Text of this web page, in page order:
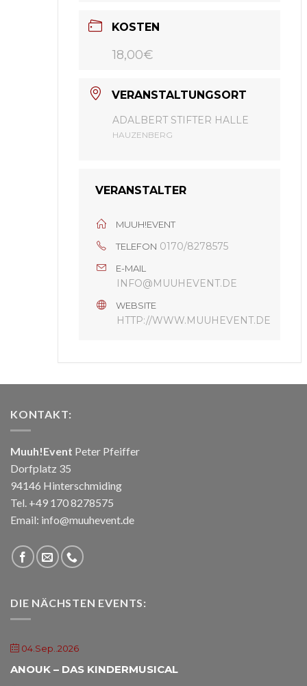
KOSTEN
18,00€
VERANSTALTUNGSORT
ADALBERT STIFTER HALLE
HAUZENBERG
VERANSTALTER
MUUH!EVENT
TELEFON 0170/8278575
E-MAIL
INFO@MUUHEVENT.DE
WEBSITE
HTTP://WWW.MUUHEVENT.DE
KONTAKT:
Muuh!Event Peter Pfeiffer
Dorfplatz 35
94146 Hinterschmiding
Tel. +49 170 8278575
Email: info@muuhevent.de
DIE NÄCHSTEN EVENTS:
04.Sep..2026
ANOUK – DAS KINDERMUSICAL